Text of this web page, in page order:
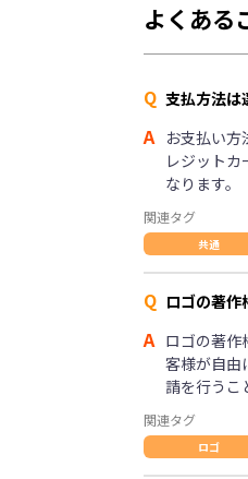
よくある
Q 支払方法は
A お支払い方
レジット
なります
関連タグ
共通
Q ロゴの著作
A ロゴの著作
客様が自由
請を行うこ
関連タグ
ロゴ